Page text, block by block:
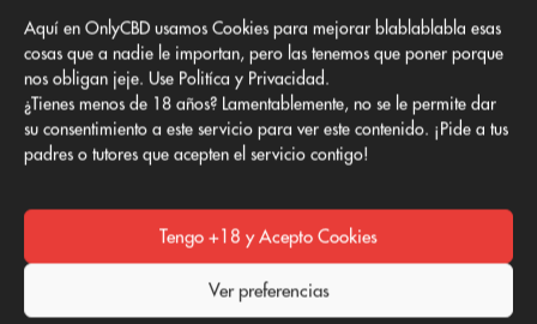
Aquí en OnlyCBD usamos Cookies para mejorar blablablabla esas
cosas que a nadie le importan, pero las tenemos que poner porque
nos obligan jeje. Use Politíca y Privacidad.
¿Tienes menos de 18 años? Lamentablemente, no se le permite dar
su consentimiento a este servicio para ver este contenido. ¡Pide a tus
padres o tutores que acepten el servicio contigo!
Tengo +18 y Acepto Cookies
Ver preferencias
rendimientos. En interior, sus
plantas producen hasta
500g/m² tras un plazo de
floración de solo 7-8
semanas, mientras que al
productividad de 400-500g
por planta tras cosecharlas